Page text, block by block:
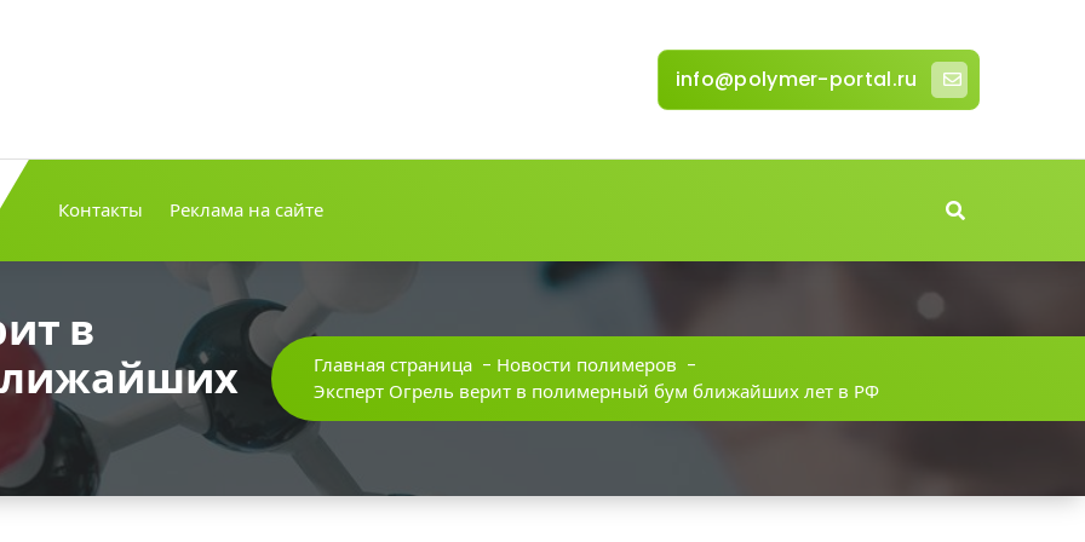
info@polymer-portal.ru
Контакты Реклама на сайте
в
Главная страница - Новости полимеров -
Эксперт Огрель верит в полимерный бум ближайших лет в РФ